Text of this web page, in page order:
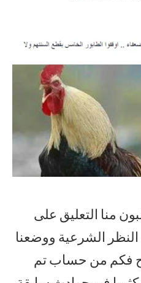
منا التعليق على
النظر الشرعية ووضعنا
فكم من حساب تم